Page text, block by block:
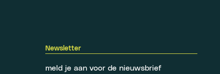
Newsletter
meld je aan voor de nieuwsbrief